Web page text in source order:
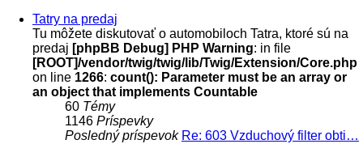
Tatry na predaj
Tu môžete diskutovať o automobiloch Tatra, ktoré sú na
predaj [phpBB Debug] PHP Warning: in file
[ROOT]/vendor/twig/twig/lib/Twig/Extension/Core.php
on line 1266: count(): Parameter must be an array or
an object that implements Countable
60 Témy
1146 Príspevky
Posledný príspevok Re: 603 Vzduchový filter obti…